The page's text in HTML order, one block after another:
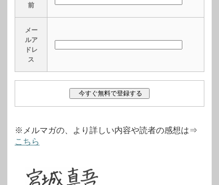
前
メー
ルア
ドレ
ス
※メルマガの、より詳しい内容や読者の感想は⇒
こちら